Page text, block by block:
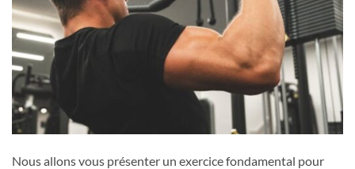
Nous allons vous présenter un exercice fondamental pour